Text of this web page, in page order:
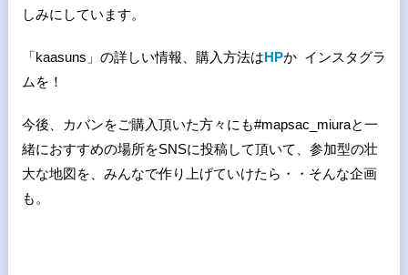
しみにしています。
「kaasuns」の詳しい情報、購入方法はHPか インスタグラ
ムを！
今後、カバンをご購入頂いた方々にも#mapsac_miuraと一
緒におすすめの場所をSNSに投稿して頂いて、参加型の壮
大な地図を、みんなで作り上げていけたら・・そんな企画
も。